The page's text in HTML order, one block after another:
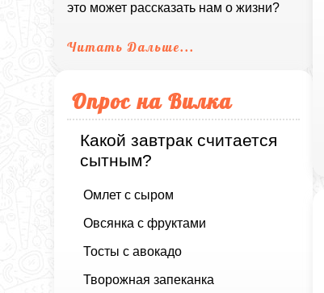
это может рассказать нам о жизни?
Читать Дальше...
Опрос на Вилка
Какой завтрак считается
сытным?
Омлет с сыром
Овсянка с фруктами
Тосты с авокадо
Творожная запеканка